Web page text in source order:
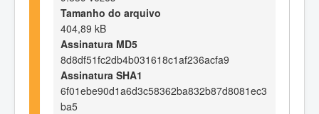
Tamanho do arquivo
404,89 kB
Assinatura MD5
8d8df51fc2db4b031618c1af236acfa9
Assinatura SHA1
6f01ebe90d1a6d3c58362ba832b87d8081ec3
ba5